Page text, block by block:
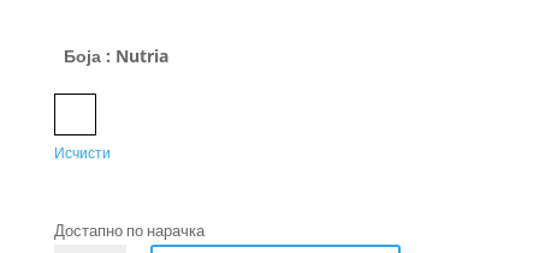
Боја : Nutria
Исчисти
Достапно по нарачка